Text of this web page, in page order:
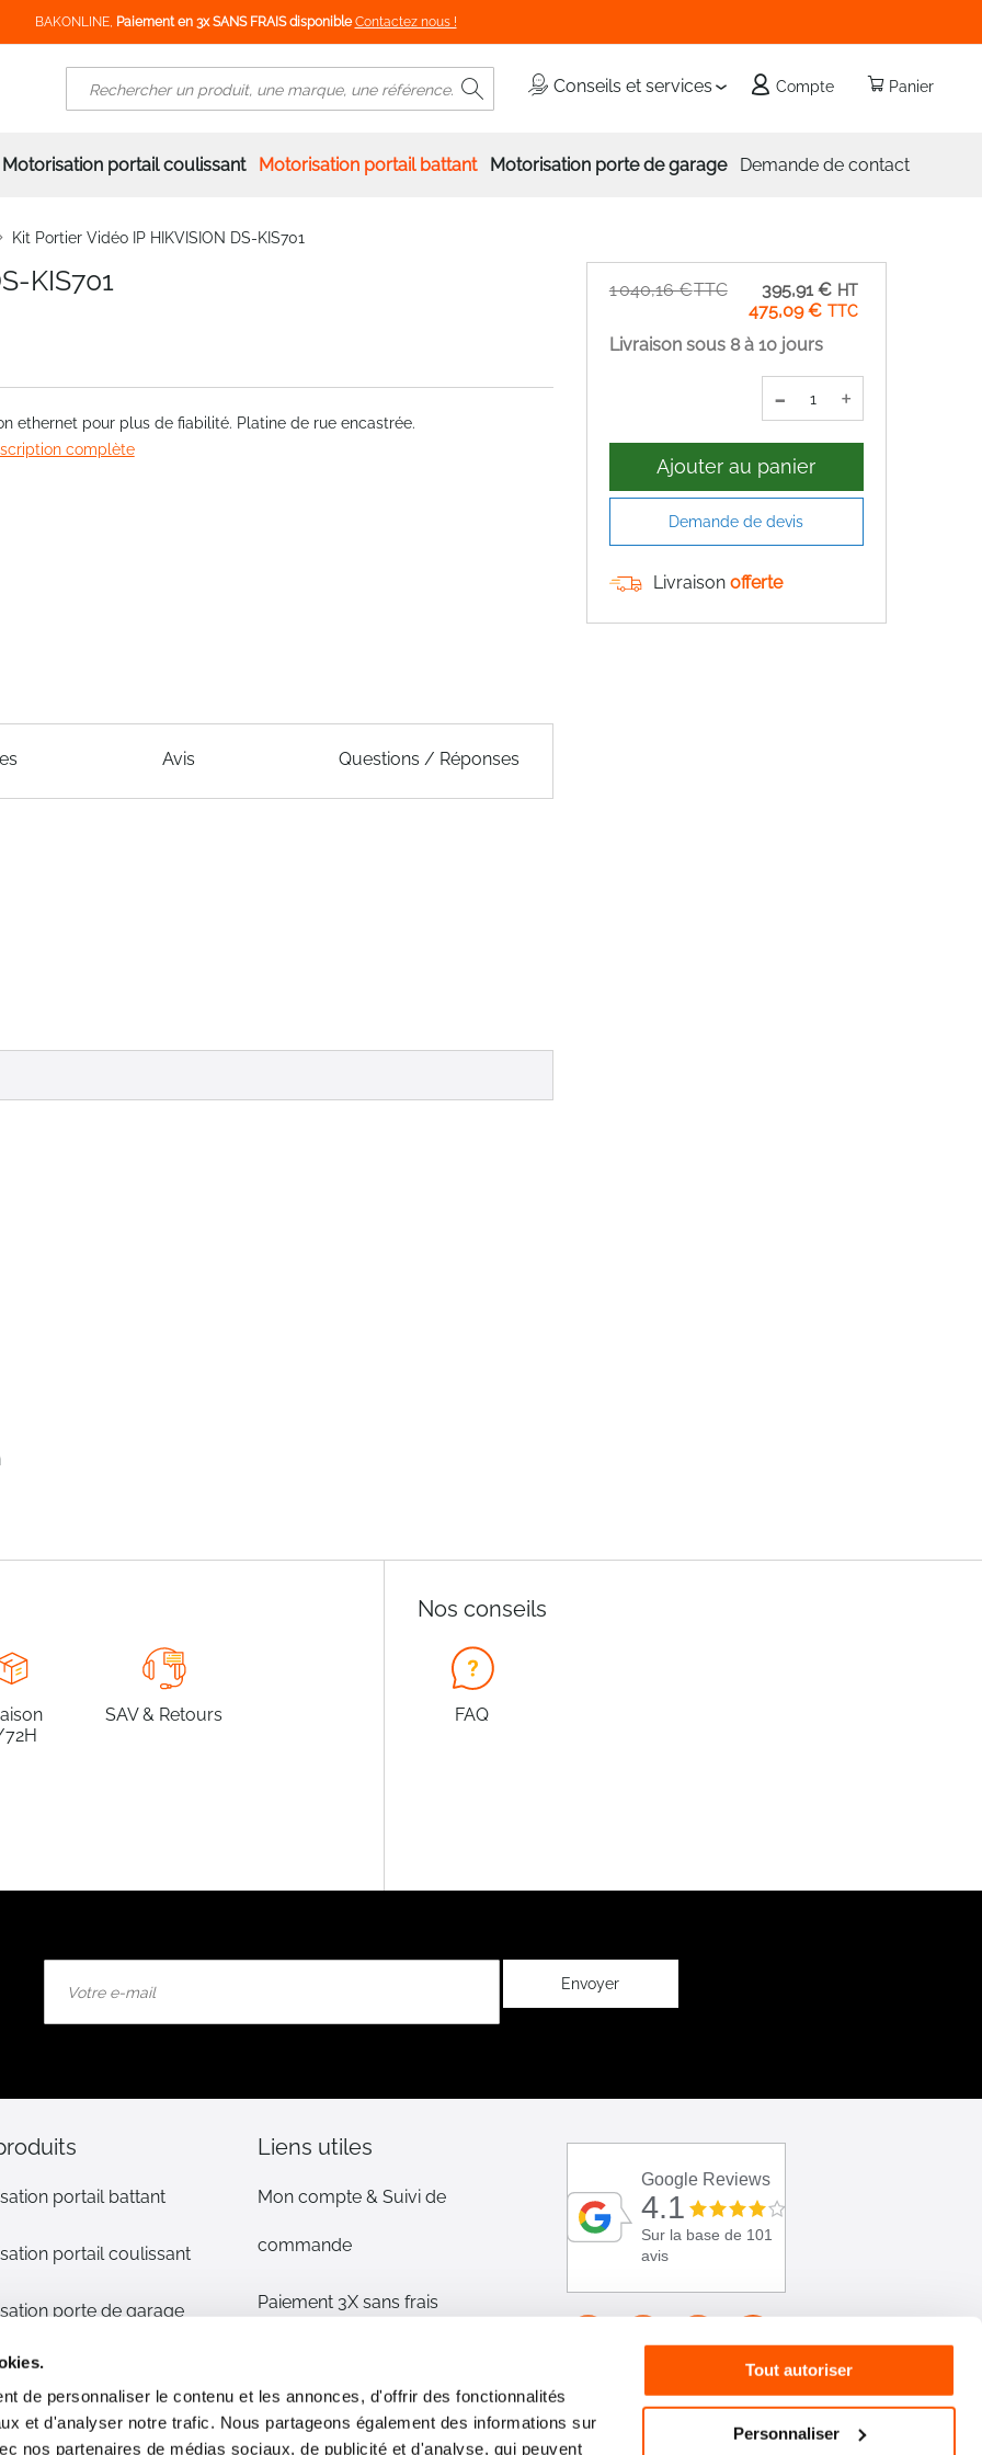
de personnaliser le contenu et les annonces, d'offrir des fonctionnalités
et d'analyser notre trafic. Nous partageons également des informations sur
nos partenaires de médias sociaux, de publicité et d'analyse, qui peuvent
Tout autoriser
Personnaliser
BAKONLINE, Paiement en 3x SANS FRAIS disponible Contactez nous !
Panier
Conseils et services Compte
Rechercher
Motorisation portail coulissant Motorisation portail battant Motorisation porte de garage Demande de contact
Kit Portier Vidéo IP HIKVISION DS-KIS701
KIS701
ethernet pour plus de fiabilité. Platine de rue encastrée.
complète
Avis Questions / Réponses
Prix
Spécial
475,09 €
395,91 €
1 040,16 €
Livraison sous 8 à 10 jours
- +
Ajouter au panier
Demande de devis
Livraison offerte
SAV & Retours
Nos conseils
FAQ
notre
:
Envoyer
portail battant
portail coulissant
porte de garage
volet
détachées
Liens utiles
Mon compte & Suivi de
commande
Paiement 3X sans frais
CGV
Google Reviews
4.1
Sur la base de 101
avis